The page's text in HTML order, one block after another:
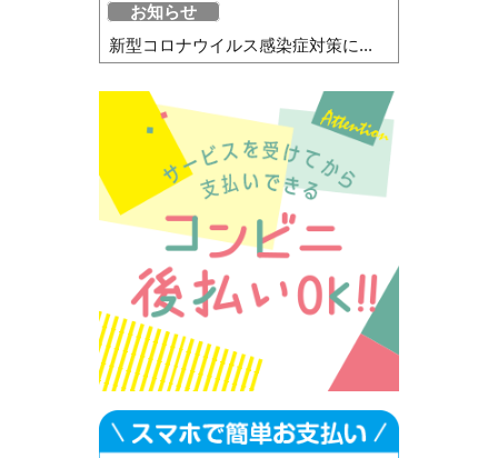
お知らせ
新型コロナウイルス感染症対策に...